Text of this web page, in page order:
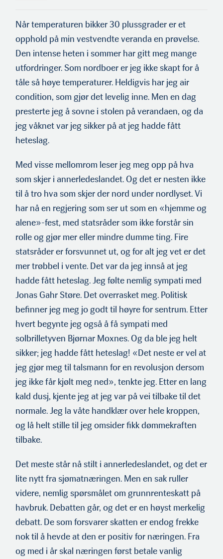
Når temperaturen bikker 30 plussgrader er et
opphold på min vestvendte veranda en prøvelse.
Den intense heten i sommer har gitt meg mange
utfordringer. Som nordboer er jeg ikke skapt for å
tåle så høye temperaturer. Heldigvis har jeg air
condition, som gjør det levelig inne. Men en dag
presterte jeg å sovne i stolen på verandaen, og da
jeg våknet var jeg sikker på at jeg hadde fått
heteslag.
Med visse mellomrom leser jeg meg opp på hva
som skjer i annerledeslandet. Og det er nesten ikke
til å tro hva som skjer der nord under nordlyset. Vi
har nå en regjering som ser ut som en «hjemme og
alene»-fest, med statsråder som ikke forstår sin
rolle og gjør mer eller mindre dumme ting. Fire
statsråder er forsvunnet ut, og for alt jeg vet er det
mer trøbbel i vente. Det var da jeg innså at jeg
hadde fått heteslag. Jeg følte nemlig sympati med
Jonas Gahr Støre. Det overrasket meg. Politisk
befinner jeg meg jo godt til høyre for sentrum. Etter
hvert begynte jeg også å få sympati med
solbrilletyven Bjørnar Moxnes. Og da ble jeg helt
sikker; jeg hadde fått heteslag! «Det neste er vel at
jeg gjør meg til talsmann for en revolusjon dersom
jeg ikke får kjølt meg ned», tenkte jeg. Etter en lang
kald dusj, kjente jeg at jeg var på vei tilbake til det
normale. Jeg la våte handklær over hele kroppen,
og lå helt stille til jeg omsider fikk dømmekraften
tilbake.
Det meste står nå stilt i annerledeslandet, og det er
lite nytt fra sjømatnæringen. Men en sak ruller
videre, nemlig spørsmålet om grunnrenteskatt på
havbruk. Debatten går, og det er en høyst merkelig
debatt. De som forsvarer skatten er endog frekke
nok til å hevde at den er positiv for næringen. Fra
og med i år skal næringen først betale vanlig